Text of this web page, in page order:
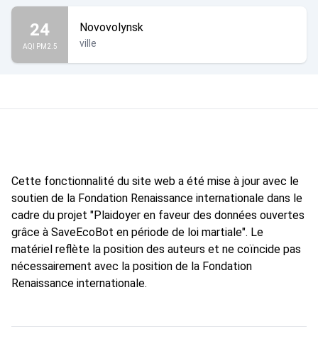
24
AQI PM2.5
Novovolynsk
ville
Cette fonctionnalité du site web a été mise à jour avec le
soutien de la Fondation Renaissance internationale dans le
cadre du projet "Plaidoyer en faveur des données ouvertes
grâce à SaveEcoBot en période de loi martiale". Le
matériel reflète la position des auteurs et ne coïncide pas
nécessairement avec la position de la Fondation
Renaissance internationale.